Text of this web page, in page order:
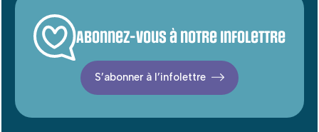
Abonnez-vous à notre infolettre
S’abonner à l’infolettre